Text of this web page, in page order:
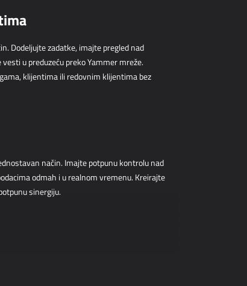
Dodeljujte zadatke, imajte pregled nad
u preduzeću preko Yammer mreže.
klijentima ili redovnim klijentima bez
način. Imajte potpunu kontrolu nad
odmah i u realnom vremenu. Kreirajte
sinergiju.